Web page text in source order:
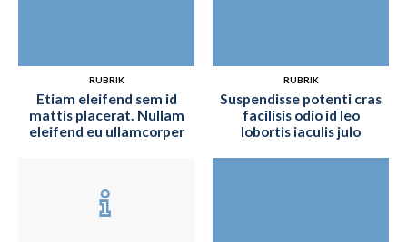
RUBRIK
Etiam eleifend sem id
mattis placerat. Nullam
eleifend eu ullamcorper
RUBRIK
Suspendisse potenti cras
facilisis odio id leo
lobortis iaculis julo